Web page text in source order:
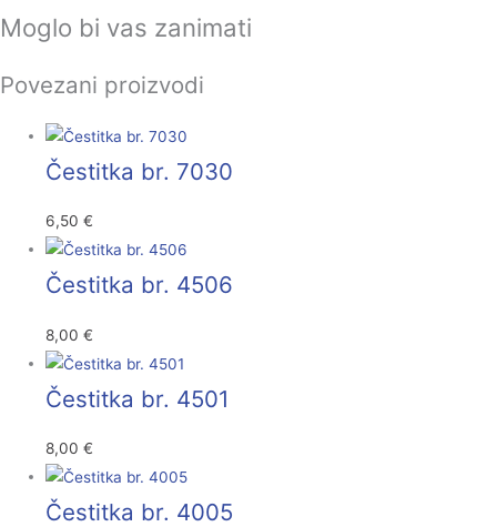
Moglo bi vas zanimati
Povezani proizvodi
Čestitka br. 7030
6,50€
Čestitka br. 4506
8,00€
Čestitka br. 4501
8,00€
Čestitka br. 4005